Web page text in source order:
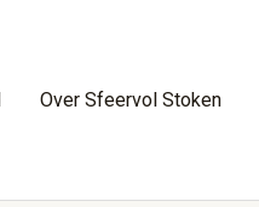
Over Sfeervol Stoken